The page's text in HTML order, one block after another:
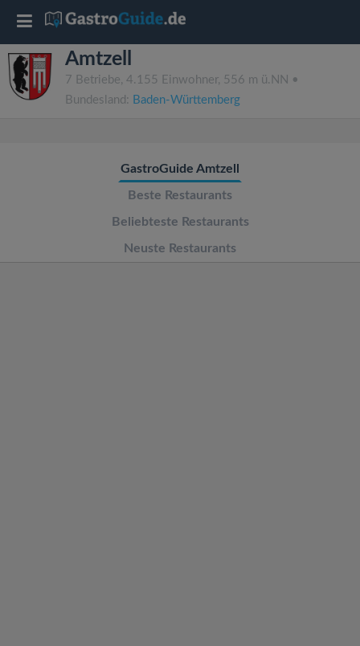
Amtzell
7 Betriebe, 4.155 Einwohner, 556 m ü.NN •
Bundesland: Baden-Württemberg
GastroGuide Amtzell
Beste Restaurants
Beliebteste Restaurants
Neuste Restaurants
T
o